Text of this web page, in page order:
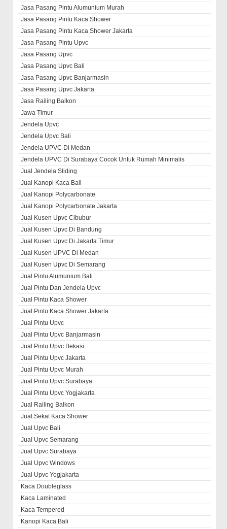
Jasa Pasang Pintu Alumunium Murah
Jasa Pasang Pintu Kaca Shower
Jasa Pasang Pintu Kaca Shower Jakarta
Jasa Pasang Pintu Upvc
Jasa Pasang Upvc
Jasa Pasang Upvc Bali
Jasa Pasang Upvc Banjarmasin
Jasa Pasang Upvc Jakarta
Jasa Railing Balkon
Jawa Timur
Jendela Upvc
Jendela Upvc Bali
Jendela UPVC Di Medan
Jendela UPVC Di Surabaya Cocok Untuk Rumah Minimalis
Jual Jendela Sliding
Jual Kanopi Kaca Bali
Jual Kanopi Polycarbonate
Jual Kanopi Polycarbonate Jakarta
Jual Kusen Upvc Cibubur
Jual Kusen Upvc Di Bandung
Jual Kusen Upvc Di Jakarta Timur
Jual Kusen UPVC Di Medan
Jual Kusen Upvc Di Semarang
Jual Pintu Alumunium Bali
Jual Pintu Dan Jendela Upvc
Jual Pintu Kaca Shower
Jual Pintu Kaca Shower Jakarta
Jual Pintu Upvc
Jual Pintu Upvc Banjarmasin
Jual Pintu Upvc Bekasi
Jual Pintu Upvc Jakarta
Jual Pintu Upvc Murah
Jual Pintu Upvc Surabaya
Jual Pintu Upvc Yogjakarta
Jual Railing Balkon
Jual Sekat Kaca Shower
Jual Upvc Bali
Jual Upvc Semarang
Jual Upvc Surabaya
Jual Upvc Windows
Jual Upvc Yogjakarta
Kaca Doubleglass
Kaca Laminated
Kaca Tempered
Kanopi Kaca Bali